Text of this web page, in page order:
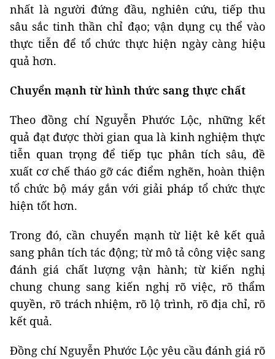
nhất là người đứng đầu, nghiên cứu, tiếp thu
sâu sắc tinh thần chỉ đạo; vận dụng cụ thể vào
thực tiễn để tổ chức thực hiện ngày càng hiệu
quả hơn.
Chuyển mạnh từ hình thức sang thực chất
Theo đồng chí Nguyễn Phước Lộc, những kết
quả đạt được thời gian qua là kinh nghiệm thực
tiễn quan trọng để tiếp tục phân tích sâu, đề
xuất cơ chế tháo gỡ các điểm nghẽn, hoàn thiện
tổ chức bộ máy gắn với giải pháp tổ chức thực
hiện tốt hơn.
Trong đó, cần chuyển mạnh từ liệt kê kết quả
sang phân tích tác động; từ mô tả công việc sang
đánh giá chất lượng vận hành; từ kiến nghị
chung chung sang kiến nghị rõ việc, rõ thẩm
quyền, rõ trách nhiệm, rõ lộ trình, rõ địa chỉ, rõ
kết quả.
Đồng chí Nguyễn Phước Lộc yêu cầu đánh giá rõ